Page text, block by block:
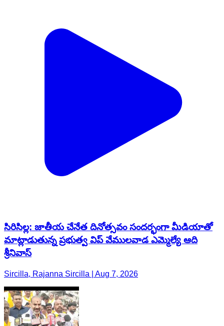
సిరిసిల్ల: జాతీయ చేనేత దినోత్సవం సందర్భంగా మీడియాతో
మాట్లాడుతున్న ప్రభుత్వ విప్ వేములవాడ ఎమ్మెల్యే ఆది
శ్రీనివాస్
Sircilla, Rajanna Sircilla | Aug 7, 2026